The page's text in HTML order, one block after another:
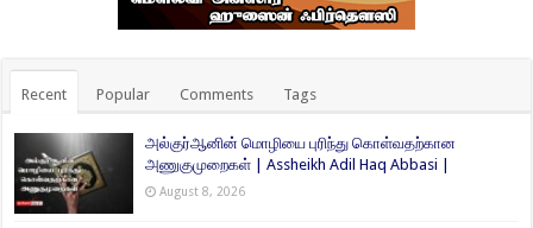
Recent Popular Comments Tags
அல்குர்ஆனின் மொழியை புரிந்து கொள்வதற்கான
அணுகுமுறைகள் | Assheikh Adil Haq Abbasi |
August 8, 2026